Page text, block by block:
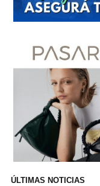
ÚLTIMAS NOTICIAS